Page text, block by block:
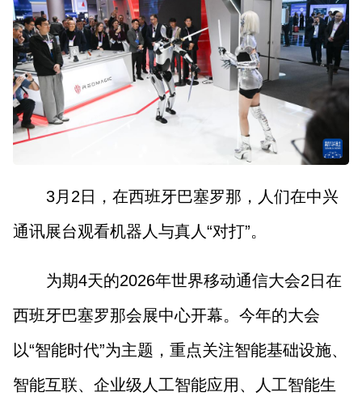
3月2日，在西班牙巴塞罗那，人们在中兴
通讯展台观看机器人与真人“对打”。
为期4天的2026年世界移动通信大会2日在
西班牙巴塞罗那会展中心开幕。今年的大会
以“智能时代”为主题，重点关注智能基础设施、
智能互联、企业级人工智能应用、人工智能生